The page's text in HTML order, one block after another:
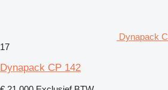
Dynapack
17
Dynapack CP 142